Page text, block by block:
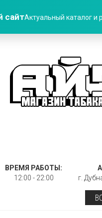
сайтАктуальный каталог и
ВРЕМЯ РАБОТЫ:
12:00 - 22:00
г.